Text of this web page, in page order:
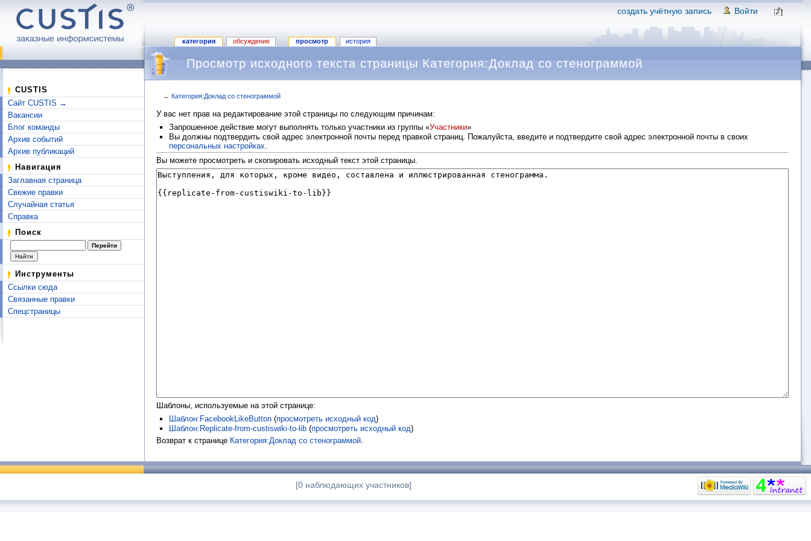
создать учётную запись Войти
категория обсуждение просмотр история
CUSTIS
Сайт CUSTIS →
Вакансии
Блог команды
Архив событий
Архив публикаций
Навигация
Заглавная страница
Свежие правки
Случайная статья
Справка
Поиск
Инструменты
Ссылки сюда
Связанные правки
Спецстраницы
Просмотр исходного текста страницы Категория:Доклад со стенограммой
← Категория:Доклад со стенограммой
У вас нет прав на редактирование этой страницы по следующим причинам:
Запрошенное действие могут выполнять только участники из группы «Участники»
Вы должны подтвердить свой адрес электронной почты перед правкой страниц. Пожалуйста, введите и подтвердите свой адрес электронной почты в своих
персональных настройках.
Вы можете просмотреть и скопировать исходный текст этой страницы.
Шаблоны, используемые на этой странице:
Шаблон:FacebookLikeButton(просмотреть исходный код)
Шаблон:Replicate-from-custiswiki-to-lib(просмотреть исходный код)
Возврат к странице Категория:Доклад со стенограммой.
[0 наблюдающих участников]